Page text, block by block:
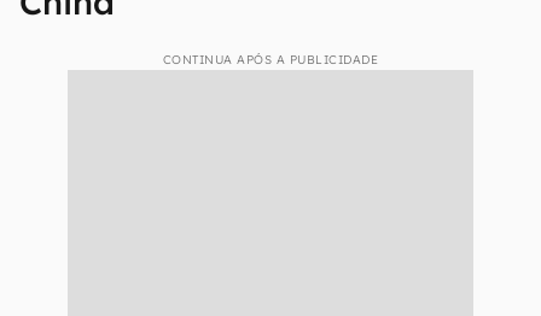
CONTINUA APÓS A PUBLICIDADE